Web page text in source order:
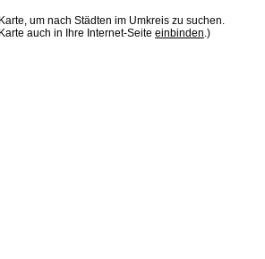
um nach Städten im Umkreis zu suchen.
auch in Ihre Internet-Seite einbinden.)